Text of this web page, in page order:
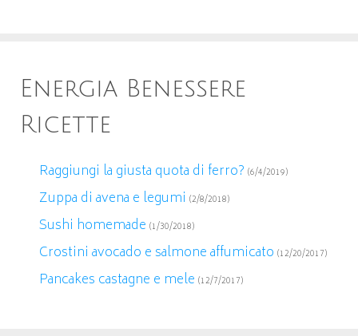
Energia Benessere
Ricette
Raggiungi la giusta quota di ferro? (6/4/2019)
Zuppa di avena e legumi (2/8/2018)
Sushi homemade (1/30/2018)
Crostini avocado e salmone affumicato (12/20/2017)
Pancakes castagne e mele (12/7/2017)